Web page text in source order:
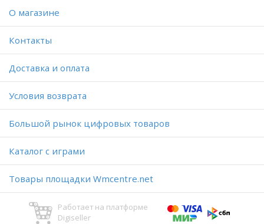
O магазине
Контакты
Доставка и оплата
Условия возврата
Большой рынок цифровых товаров
Каталог с играми
Товары площадки Wmcentre.net
Работает на платформе
Digiseller